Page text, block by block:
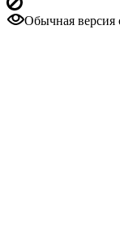
Обычная версия